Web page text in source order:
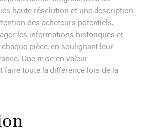
haute résolution et une description
des acheteurs potentiels.
les informations historiques et
pièce, en soulignant leur
Une mise en valeur
faire toute la différence lors de la